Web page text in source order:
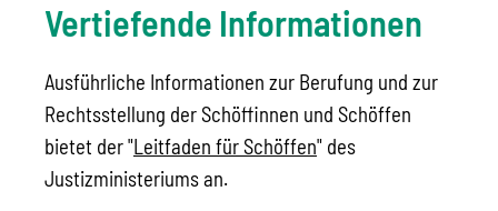
Vertiefende Informationen
Ausführliche Informationen zur Berufung und zur
Rechtsstellung der Schöffinnen und Schöffen
bietet der "Leitfaden für Schöffen" des
Justizministeriums an.